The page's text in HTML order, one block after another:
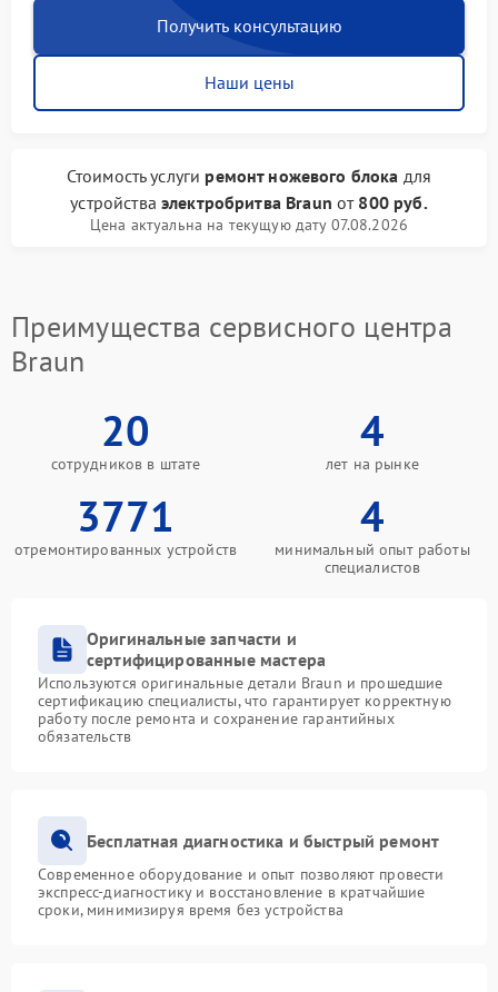
Получить консультацию
Наши цены
Стоимость услуги ремонт ножевого блока для
устройства электробритва Braun от 800 руб.
Цена актуальна на текущую дату 07.08.2026
Преимущества сервисного центра
Braun
20
сотрудников в штате
4
лет на рынке
3771
отремонтированных устройств
4
минимальный опыт работы
специалистов
Оригинальные запчасти и
сертифицированные мастера
Используются оригинальные детали Braun и прошедшие
сертификацию специалисты, что гарантирует корректную
работу после ремонта и сохранение гарантийных
обязательств
Бесплатная диагностика и быстрый ремонт
Современное оборудование и опыт позволяют провести
экспресс-диагностику и восстановление в кратчайшие
сроки, минимизируя время без устройства